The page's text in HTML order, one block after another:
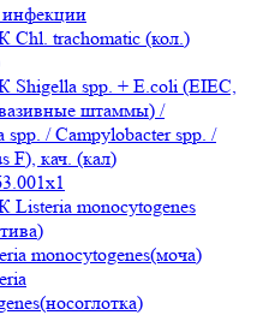
инфекции
Chl. trachomatic (кол.)
Shigella spp. + E.coli (EIEC,
штаммы) /
spp. / Campylobacter spp. /
F), кач. (кал)
Listeria monocytogenes
monocytogenes(моча)